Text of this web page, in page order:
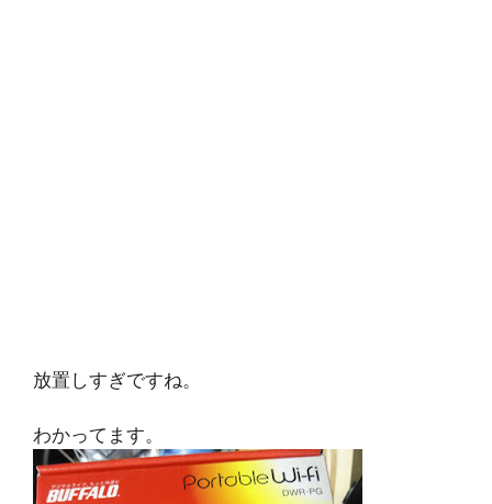
放置しすぎですね。
わかってます。